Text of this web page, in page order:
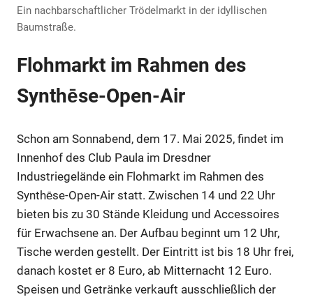
Ein nachbarschaftlicher Trödelmarkt in der idyllischen
Baumstraße.
Flohmarkt im Rahmen des
Synthēse-Open-Air
Schon am Sonnabend, dem 17. Mai 2025, findet im
Innenhof des Club Paula im Dresdner
Industriegelände ein Flohmarkt im Rahmen des
Synthēse-Open-Air statt. Zwischen 14 und 22 Uhr
bieten bis zu 30 Stände Kleidung und Accessoires
für Erwachsene an. Der Aufbau beginnt um 12 Uhr,
Tische werden gestellt. Der Eintritt ist bis 18 Uhr frei,
danach kostet er 8 Euro, ab Mitternacht 12 Euro.
Speisen und Getränke verkauft ausschließlich der